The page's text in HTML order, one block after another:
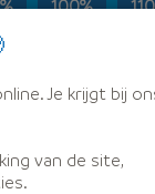
100%
Je krijgt bij
van de site,